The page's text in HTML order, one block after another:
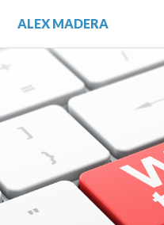
contenido.
ALEX MADERA